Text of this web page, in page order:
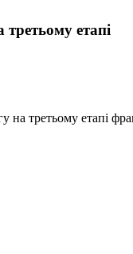
етапі
третьому етапі